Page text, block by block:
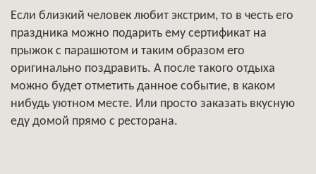
Если близкий человек любит экстрим, то в честь его
праздника можно подарить ему сертификат на
прыжок с парашютом и таким образом его
оригинально поздравить. А после такого отдыха
можно будет отметить данное событие, в каком
нибудь уютном месте. Или просто заказать вкусную
еду домой прямо с ресторана.